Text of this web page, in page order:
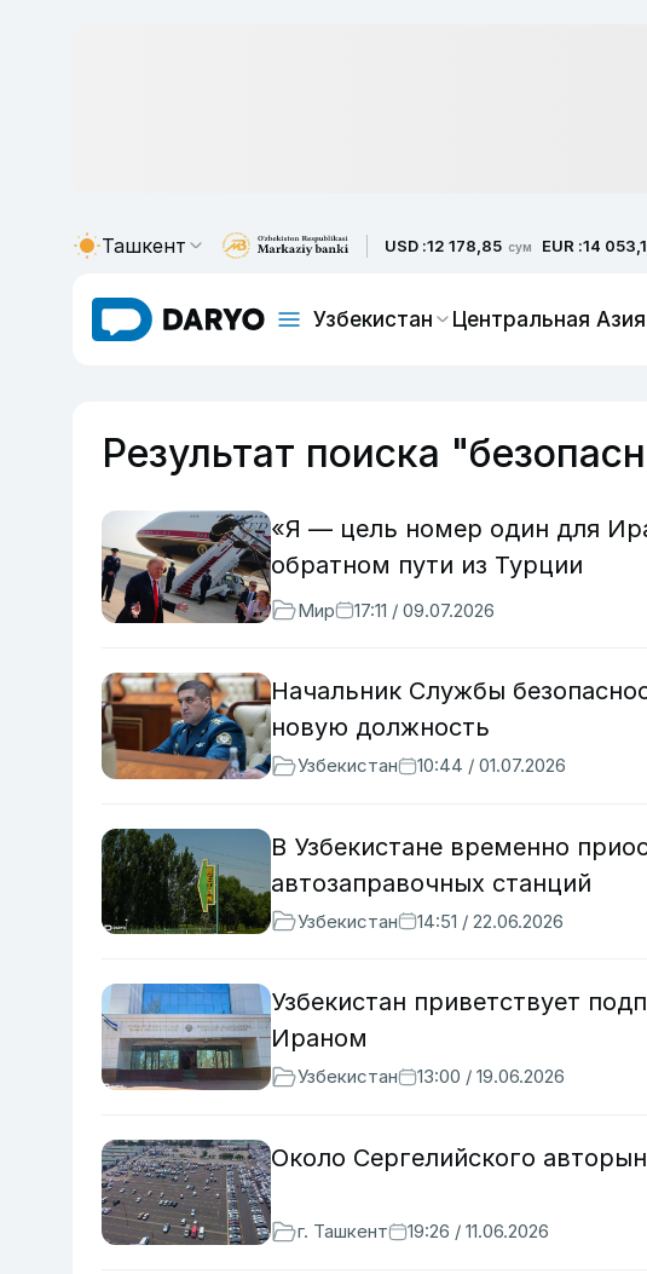
Ташкент USD :12 178,85 сум EUR :14
Узбекистан Центральная Азия
Результат поиска
«Я — цель номер один для
обратном пути из Турции
Мир 17:11 / 09.07.2026
Начальник Службы
новую должность
Узбекистан 10:44 / 01.07.2026
В Узбекистане временно
автозаправочных станций
Узбекистан 14:51 / 22.06.2026
Узбекистан приветствует
Ираном
Узбекистан 13:00 / 19.06.2026
Около Сергелийского
г. Ташкент 19:26 / 11.06.2026